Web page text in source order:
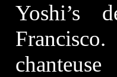
Yoshi’s